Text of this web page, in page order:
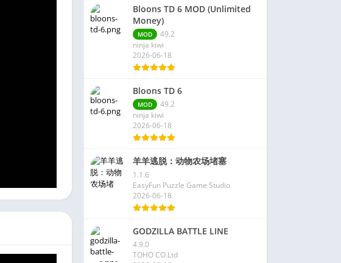
Bloons TD 6 MOD (Unlimited
Money)
MOD
49.2
ninja kiwi
2026-06-18
Bloons TD 6
MOD
49.2
ninja kiwi
2026-06-18
羊羊逃脱：动物农场堵塞
1.1.6
EasyFun Puzzle Game Studio
2026-06-18
GODZILLA BATTLE LINE
4.9.0
TOHO CO.Ltd